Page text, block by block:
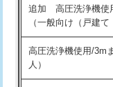
※給水管工事は
持込商品取付（浄水
業）
追加 高圧洗浄機使
（一般向け（戸建て
高圧洗浄機使用/3m
人）